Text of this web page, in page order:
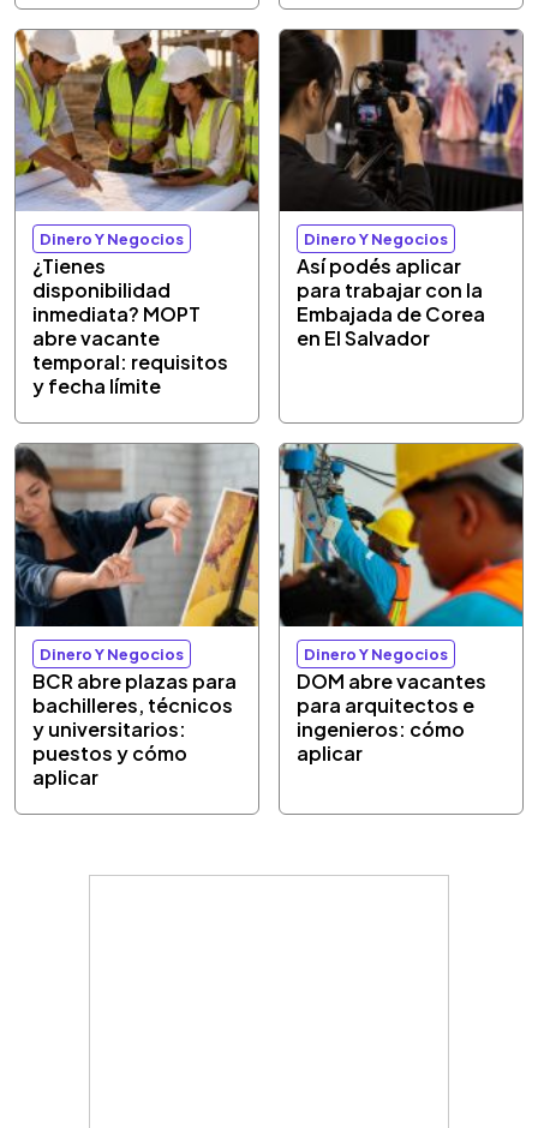
Dinero Y Negocios
¿Tienes
disponibilidad
inmediata? MOPT
abre vacante
temporal: requisitos
y fecha límite
Dinero Y Negocios
Así podés aplicar
para trabajar con la
Embajada de Corea
en El Salvador
Dinero Y Negocios
BCR abre plazas para
bachilleres, técnicos
y universitarios:
puestos y cómo
aplicar
Dinero Y Negocios
DOM abre vacantes
para arquitectos e
ingenieros: cómo
aplicar